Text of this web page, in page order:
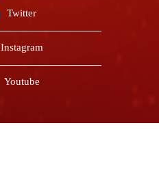
Twitter
Instagram
Youtube